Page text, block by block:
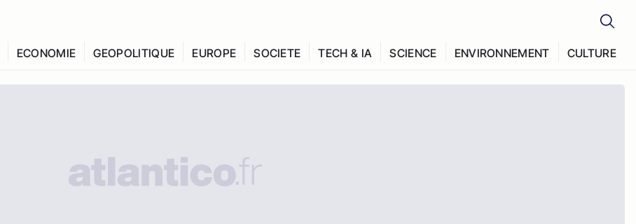
ECONOMIE GEOPOLITIQUE EUROPE SOCIETE TECH & IA SCIENCE ENVIRONNEMENT CULTURE